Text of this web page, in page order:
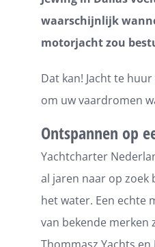
waarschijnlijk
motorjacht zou
Dat kan! Jacht te
om uw vaardromen
Ontspannen op
Yachtcharter
al jaren naar op zoek
het water. Een echte
van bekende merken